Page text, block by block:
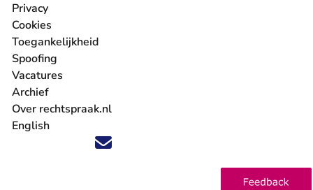
Volg ons op X (Twitter) - U verlaat Rechtspraak.nl
Volg ons op Facebook - U verlaat Rechtspraak.nl
Volg ons op Instagram - U verlaat Rechtspraak.nl
Volg ons op Youtube - U verlaat Rechtspraak.nl
Volg ons op LinkedIn - U verlaat
'Blijf op de hoogte' nieuwsbrief - U verlaat
Privacy
Cookies
Toegankelijkheid
Spoofing
Vacatures
- U verlaat Rechtspraak.nl
Archief
Over rechtspraak.nl
English